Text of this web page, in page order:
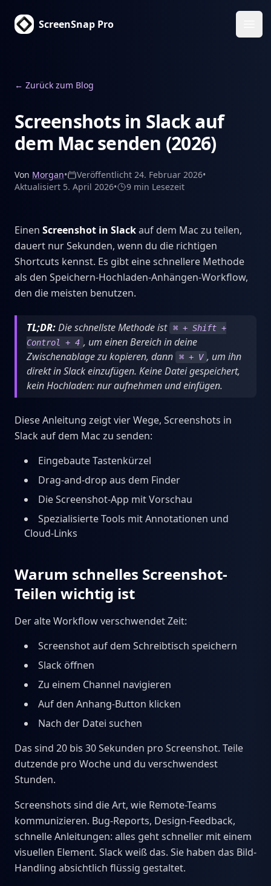
ScreenSnap Pro
← Zurück zum Blog
Screenshots in Slack auf
dem Mac senden (2026)
Von Morgan• Veröffentlicht 24. Februar 2026•
Aktualisiert 5. April 2026• 9 min Lesezeit
Einen Screenshot in Slackauf dem Mac zu teilen,
dauert nur Sekunden, wenn du die richtigen
Shortcuts kennst. Es gibt eine schnellere Methode
als den Speichern-Hochladen-Anhängen-Workflow,
den die meisten benutzen.
TL;DR:Die schnellste Methode ist ⌘ + Shift +
Control + 4 , um einen Bereich in deine
Zwischenablage zu kopieren, dann
⌘ + V , um ihn
direkt in Slack einzufügen. Keine Datei gespeichert,
kein Hochladen: nur aufnehmen und einfügen.
Diese Anleitung zeigt vier Wege, Screenshots in
Slack auf dem Mac zu senden:
Eingebaute Tastenkürzel
Drag-and-drop aus dem Finder
Die Screenshot-App mit Vorschau
Spezialisierte Tools mit Annotationen und
Cloud-Links
Warum schnelles Screenshot-
Teilen wichtig ist
Der alte Workflow verschwendet Zeit:
Screenshot auf dem Schreibtisch speichern
Slack öffnen
Zu einem Channel navigieren
Auf den Anhang-Button klicken
Nach der Datei suchen
Das sind 20 bis 30 Sekunden pro Screenshot. Teile
dutzende pro Woche und du verschwendest
Stunden.
Screenshots sind die Art, wie Remote-Teams
kommunizieren. Bug-Reports, Design-Feedback,
schnelle Anleitungen: alles geht schneller mit einem
visuellen Element. Slack weiß das. Sie haben das Bild-
Handling absichtlich flüssig gestaltet.